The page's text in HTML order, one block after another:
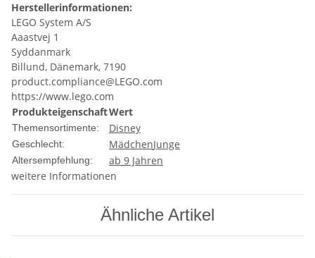
Herstellerinformationen:
LEGO System A/S
Aaastvej 1
Syddanmark
Billund, Dänemark, 7190
product.compliance@LEGO.com
https://www.lego.com
ProdukteigenschaftWert
Themensortimente: Disney
Geschlecht: MädchenJunge
Altersempfehlung:
ab 9 Jahren
weitere Informationen
Ähnliche Artikel